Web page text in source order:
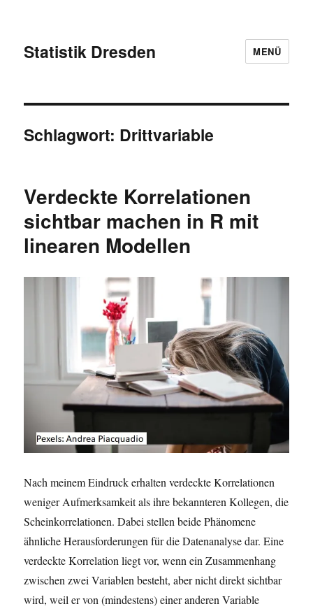
Statistik Dresden MENÜ
Schlagwort: Drittvariable
Verdeckte Korrelationen
sichtbar machen in R mit
linearen Modellen
Nach meinem Eindruck erhalten verdeckte Korrelationen
weniger Aufmerksamkeit als ihre bekannteren Kollegen, die
Scheinkorrelationen. Dabei stellen beide Phänomene
ähnliche Herausforderungen für die Datenanalyse dar. Eine
verdeckte Korrelation liegt vor, wenn ein Zusammenhang
zwischen zwei Variablen besteht, aber nicht direkt sichtbar
wird, weil er von (mindestens) einer anderen Variable